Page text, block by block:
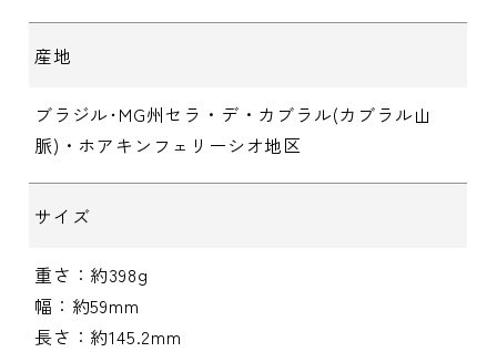
産地
ブラジル･MG州セラ・デ・カブラル(カブラル山
脈)・ホアキンフェリーシオ地区
サイズ
重さ：約398g
幅：約59mm
長さ：約145.2mm